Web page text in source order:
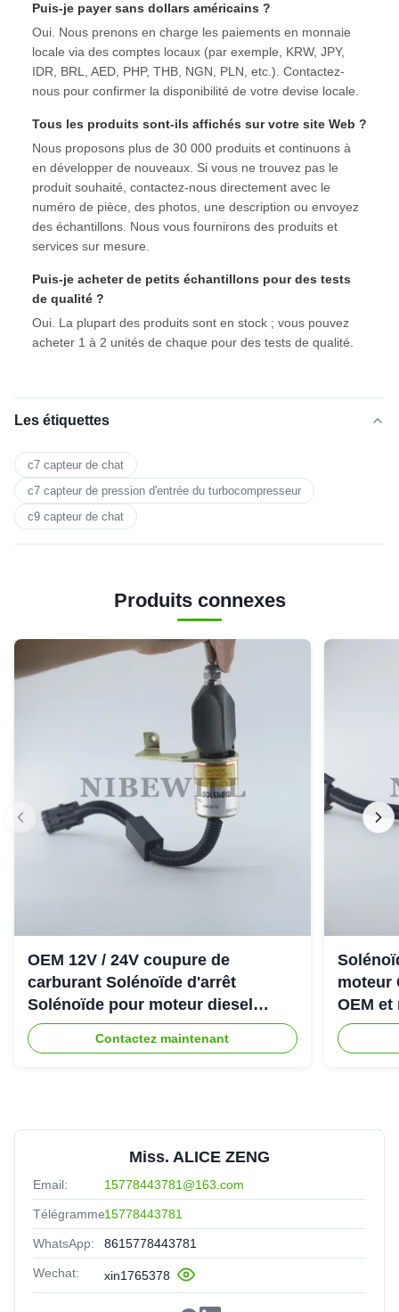
Puis-je payer sans dollars américains ?
Oui. Nous prenons en charge les paiements en monnaie
locale via des comptes locaux (par exemple, KRW, JPY,
IDR, BRL, AED, PHP, THB, NGN, PLN, etc.). Contactez-
nous pour confirmer la disponibilité de votre devise locale.
Tous les produits sont-ils affichés sur votre site Web ?
Nous proposons plus de 30 000 produits et continuons à
en développer de nouveaux. Si vous ne trouvez pas le
produit souhaité, contactez-nous directement avec le
numéro de pièce, des photos, une description ou envoyez
des échantillons. Nous vous fournirons des produits et
services sur mesure.
Puis-je acheter de petits échantillons pour des tests
de qualité ?
Oui. La plupart des produits sont en stock ; vous pouvez
acheter 1 à 2 unités de chaque pour des tests de qualité.
Les étiquettes
c7 capteur de chat
c7 capteur de pression d'entrée du turbocompresseur
c9 capteur de chat
Produits connexes
OEM 12V / 24V coupure de
carburant Solénoïde d'arrêt
Solénoïde pour moteur diesel
Cummins 6CT
Contactez maintenant
moteur
OEM
Miss. ALICE ZENG
Email: 15778443781@163.com
Télégramme:15778443781
WhatsApp: 8615778443781
Wechat: xin1765378